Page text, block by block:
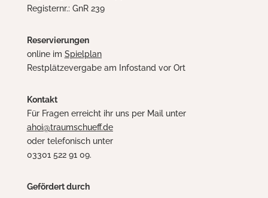
Registernr.: GnR 239
Reservierungen
online im Spielplan
Restplätzevergabe am Infostand vor Ort
Kontakt
Für Fragen erreicht ihr uns per Mail unter
ahoi@traumschueff.de
oder telefonisch unter
03301 522 91 09.
Gefördert durch